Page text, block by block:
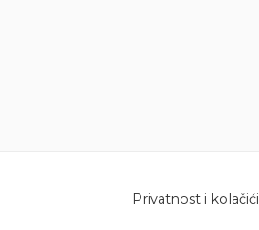
Privatnost i kolačići